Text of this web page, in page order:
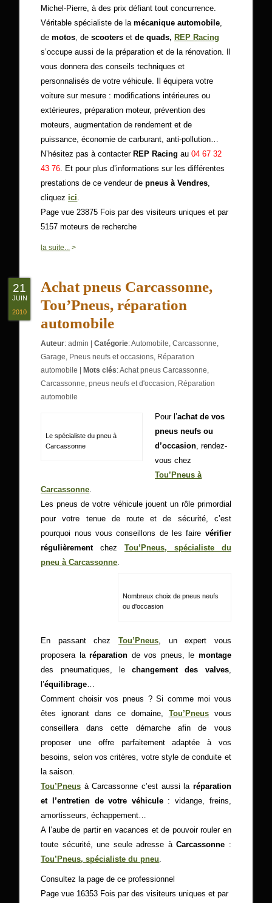
Michel-Pierre, à des prix défiant tout concurrence.
Véritable spécialiste de lamécanique automobile,
de motos, descootersetde quads, REP Racing
s’occupe aussi de la préparation et de la rénovation. Il
vous donnera des conseils techniques et
personnalisés de votre véhicule. Il équipera votre
voiture sur mesure : modifications intérieures ou
extérieures, préparation moteur, prévention des
moteurs, augmentation de rendement et de
puissance, économie de carburant, anti-pollution…
N’hésitez pas à contacter REP Racing au04 67 32
43 76. Et pour plus d’informations sur les différentes
prestations de ce vendeur depneus à Vendres,
cliquez ici.
Page vue 23875 Fois par des visiteurs uniques et par
5157 moteurs de recherche
la suite... >
Achat pneus Carcassonne,
Tou’Pneus, réparation
automobile
Auteur:admin |Catégorie:Automobile,Carcassonne,
Garage, Pneus neufs et occasions, Réparation
automobile
Mots clés:Achat pneus Carcassonne,
Carcassonne,pneus neufs et d'occasion, Réparation
automobile
Le spécialiste du pneu à
Carcassonne
Pour l’achat de vos
pneus neufs ou
d’occasion, rendez-
vous chez
Tou’Pneus à
Carcassonne.
Les pneus de votre véhicule jouent un rôle primordial
pour votre tenue de route et de sécurité, c’est
pourquoi nous vous conseillons de les faire vérifier
régulièrementchez Tou’Pneus, spécialiste du
pneu à Carcassonne.
Nombreux choix de pneus neufs
ou d'occasion
En passant chez Tou’Pneus, un expert vous
proposera laréparation de vos pneus, le montage
des pneumatiques, lechangement des valves,
l’équilibrage…
Comment choisir vos pneus ? Si comme moi vous
êtes ignorant dans ce domaine, Tou’Pneusvous
conseillera dans cette démarche afin de vous
proposer une offre parfaitement adaptée à vos
besoins, selon vos critères, votre style de conduite et
la saison.
Tou’Pneus à Carcassonne c’est aussi la réparation
et l’entretien de votre véhicule: vidange, freins,
amortisseurs, échappement…
A l’aube de partir en vacances et de pouvoir rouler en
toute sécurité, une seule adresse àCarcassonne :
Tou’Pneus, spécialiste du pneu.
Consultez la page de ce professionnel
Page vue 16353 Fois par des visiteurs uniques et par
21
JUIN
2010